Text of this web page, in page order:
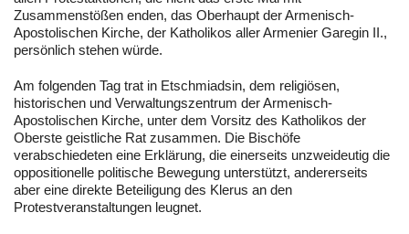
Zusammenstößen enden, das Oberhaupt der Armenisch-
Apostolischen Kirche, der Katholikos aller Armenier Garegin II.,
persönlich stehen würde.
Am folgenden Tag trat in Etschmiadsin, dem religiösen,
historischen und Verwaltungszentrum der Armenisch-
Apostolischen Kirche, unter dem Vorsitz des Katholikos der
Oberste geistliche Rat zusammen. Die Bischöfe
verabschiedeten eine Erklärung, die einerseits unzweideutig die
oppositionelle politische Bewegung unterstützt, andererseits
aber eine direkte Beteiligung des Klerus an den
Protestveranstaltungen leugnet.